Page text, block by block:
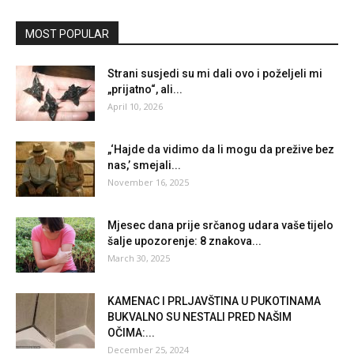
MOST POPULAR
Strani susjedi su mi dali ovo i poželjeli mi
„prijatno“, ali...
April 10, 2026
„‘Hajde da vidimo da li mogu da prežive bez
nas,’ smejali...
November 16, 2025
Mjesec dana prije srčanog udara vaše tijelo
šalje upozorenje: 8 znakova...
March 30, 2025
KAMENAC I PRLJAVŠTINA U PUKOTINAMA
BUKVALNO SU NESTALI PRED NAŠIM
OČIMA:...
December 25, 2024